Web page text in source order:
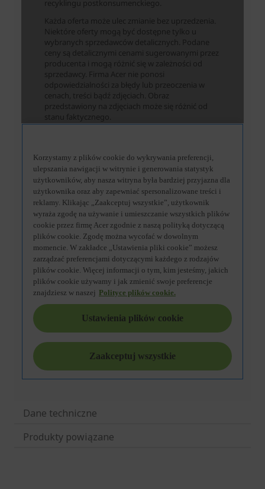
Dane techniczne
Produkty powiązane